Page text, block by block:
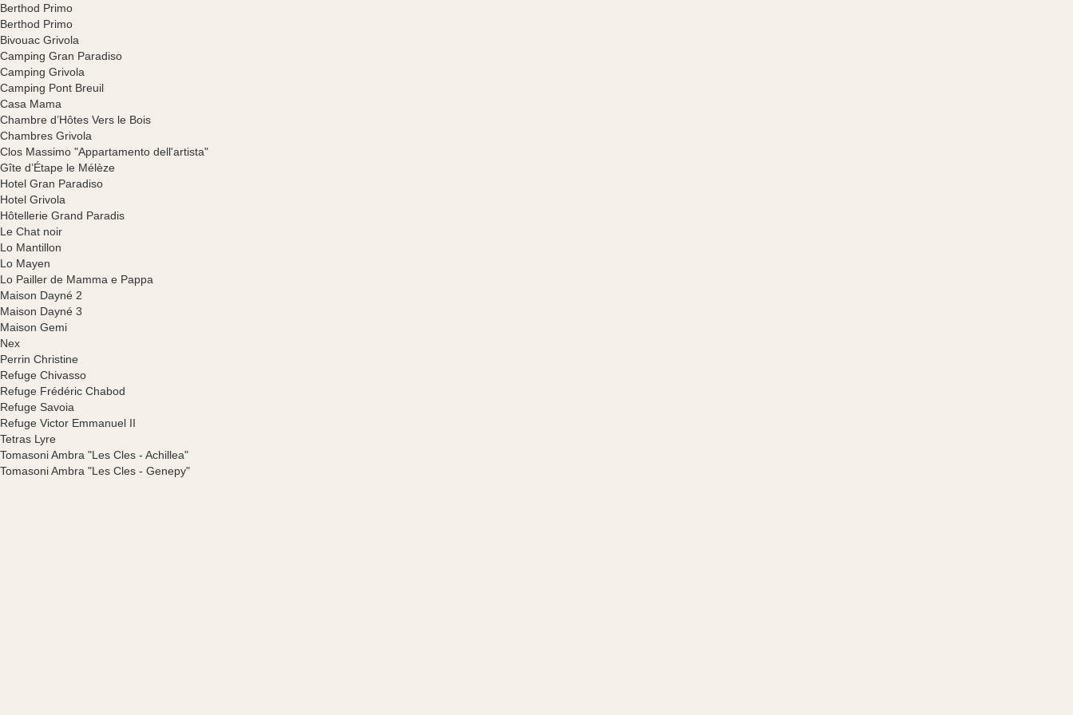
Berthod Primo
Berthod Primo
Bivouac Grivola
Camping Gran Paradiso
Camping Grivola
Camping Pont Breuil
Casa Mama
Chambre d’Hôtes Vers le Bois
Chambres Grivola
Clos Massimo "Appartamento dell'artista"
Gîte d’Étape le Mélèze
Hotel Gran Paradiso
Hotel Grivola
Hôtellerie Grand Paradis
Le Chat noir
Lo Mantillon
Lo Mayen
Lo Pailler de Mamma e Pappa
Maison Dayné 2
Maison Dayné 3
Maison Gemi
Nex
Perrin Christine
Refuge Chivasso
Refuge Frédéric Chabod
Refuge Savoia
Refuge Victor Emmanuel II
Tetras Lyre
Tomasoni Ambra "Les Cles - Achillea"
Tomasoni Ambra "Les Cles - Genepy"